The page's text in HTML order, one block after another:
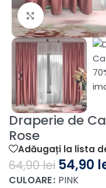
Fă clic pentru
Draperie de
Rose
Adăugați la lista
64,90lei 54,90
CULOARE PINK